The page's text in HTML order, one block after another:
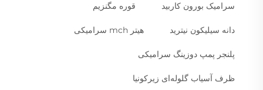
سرامیک بورون کاربید قوره مگنزیم
دانه سیلیکون نیترید هیتر mch سرامیکی
پلنجر پمپ دوزینگ سرامیکی
ظرف آسیاب گلوله‌ای زیرکونیا